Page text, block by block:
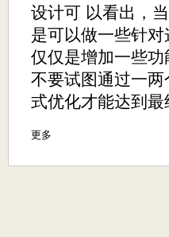
设计可 以看出，
是可以做一些针
仅仅是增加一些
不要试图通过一
式优化才能达到最
更多